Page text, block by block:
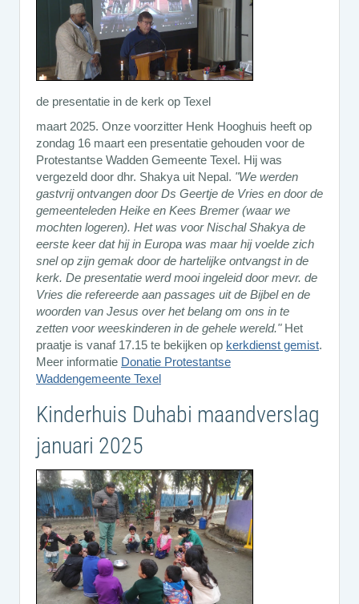
de presentatie in de kerk op Texel
maart 2025. Onze voorzitter Henk Hooghuis heeft op
zondag 16 maart een presentatie gehouden voor de
Protestantse Wadden Gemeente Texel. Hij was
vergezeld door dhr. Shakya uit Nepal. "We werden
gastvrij ontvangen door Ds Geertje de Vries en door de
gemeenteleden Heike en Kees Bremer (waar we
mochten logeren). Het was voor Nischal Shakya de
eerste keer dat hij in Europa was maar hij voelde zich
snel op zijn gemak door de hartelijke ontvangst in de
kerk. De presentatie werd mooi ingeleid door mevr. de
Vries die refereerde aan passages uit de Bijbel en de
woorden van Jesus over het belang om ons in te
zetten voor weeskinderen in de gehele wereld."Het
praatje is vanaf 17.15 te bekijken op kerkdienst gemist.
Meer informatie Donatie Protestantse
Waddengemeente Texel
Kinderhuis Duhabi maandverslag
januari 2025